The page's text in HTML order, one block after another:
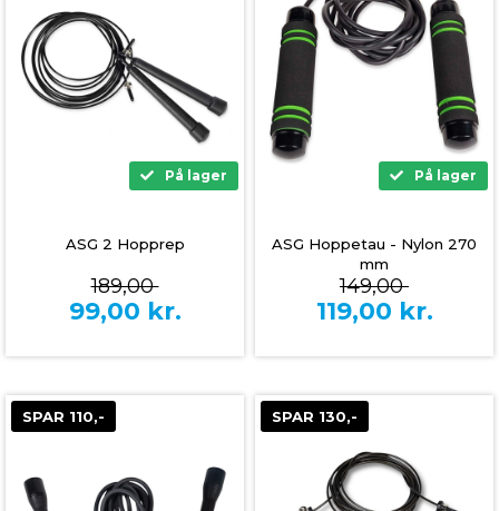
På lager
ASG 2 Hopprep
189,00
99,00 kr.
På lager
ASG Hoppetau - Nylon 270
mm
149,00
119,00 kr.
SPAR 110,- SPAR 130,-